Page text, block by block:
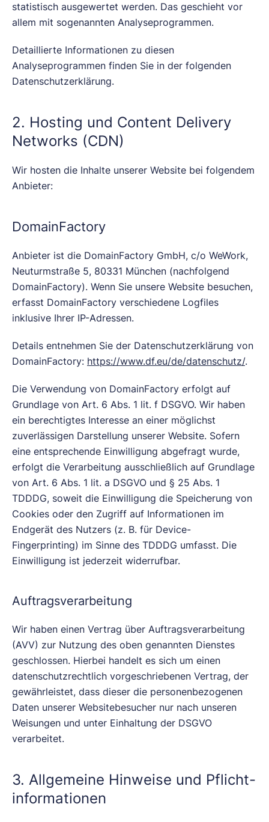
statistisch ausgewertet werden. Das geschieht vor
allem mit sogenannten Analyseprogrammen.
Detaillierte Informationen zu diesen
Analyseprogrammen finden Sie in der folgenden
Datenschutzerklärung.
2. Hosting und Content Delivery
Networks (CDN)
Wir hosten die Inhalte unserer Website bei folgendem
Anbieter:
DomainFactory
Anbieter ist die DomainFactory GmbH, c/o WeWork,
Neuturmstraße 5, 80331 München (nachfolgend
DomainFactory). Wenn Sie unsere Website besuchen,
erfasst DomainFactory verschiedene Logfiles
inklusive Ihrer IP-Adressen.
Details entnehmen Sie der Datenschutzerklärung von
DomainFactory: https://www.df.eu/de/datenschutz/.
Die Verwendung von DomainFactory erfolgt auf
Grundlage von Art. 6 Abs. 1 lit. f DSGVO. Wir haben
ein berechtigtes Interesse an einer möglichst
zuverlässigen Darstellung unserer Website. Sofern
eine entsprechende Einwilligung abgefragt wurde,
erfolgt die Verarbeitung ausschließlich auf Grundlage
von Art. 6 Abs. 1 lit. a DSGVO und § 25 Abs. 1
TDDDG, soweit die Einwilligung die Speicherung von
Cookies oder den Zugriff auf Informationen im
Endgerät des Nutzers (z. B. für Device-
Fingerprinting) im Sinne des TDDDG umfasst. Die
Einwilligung ist jederzeit widerrufbar.
Auftragsverarbeitung
Wir haben einen Vertrag über Auftragsverarbeitung
(AVV) zur Nutzung des oben genannten Dienstes
geschlossen. Hierbei handelt es sich um einen
datenschutzrechtlich vorgeschriebenen Vertrag, der
gewährleistet, dass dieser die personenbezogenen
Daten unserer Websitebesucher nur nach unseren
Weisungen und unter Einhaltung der DSGVO
verarbeitet.
3. Allgemeine Hinweise und Pflicht­
informationen